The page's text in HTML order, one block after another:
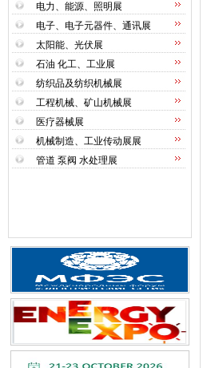
电力、能源、照明展
电子、电子元器件、通讯展
太阳能、光伏展
石油 化工、工业展
纺织品及纺织机械展
工程机械、矿山机械展
医疗器械展
机械制造、工业传动展展
管道 泵阀 水处理展